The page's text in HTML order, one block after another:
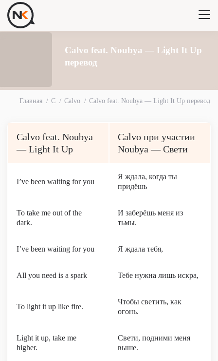
Calvo feat. Noubya — Light It Up
перевод
Главная C Calvo Calvo feat. Noubya — Light It Up перевод
Calvo feat. Noubya
— Light It Up
Calvo при участии
Noubya — Свети
I’ve been waiting for you
Я ждала, когда ты
придёшь
To take me out of the
dark.
И заберёшь меня из
тьмы.
I’ve been waiting for you Я ждала тебя,
All you need is a spark Тебе нужна лишь искра,
To light it up like fire.
Чтобы светить, как
огонь.
Light it up, take me
higher.
Свети, подними меня
выше.